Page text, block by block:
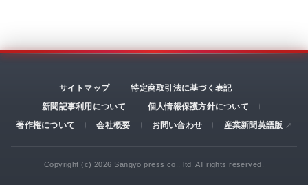
サイトマップ
特定商取引法に基づく表記
新聞記事利用について
個人情報保護方針について
著作権について
会社概要 お問い合わせ 産業新聞英語版
Copyright (c) 2026 Sangyo press co., ltd. All rights reserved.